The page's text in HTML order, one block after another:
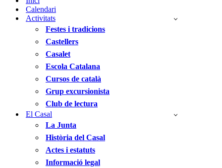
navegació
Calendari
Activitats
Festes i tradicions
Castellers
Casalet
Escola Catalana
Cursos de català
Grup excursionista
Club de lectura
El Casal
La Junta
Història del Casal
Actes i estatuts
Informació legal